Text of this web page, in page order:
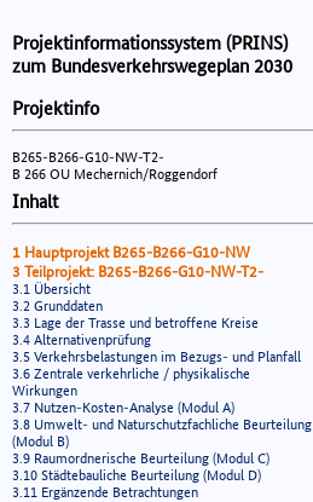
Projektinformationssystem (PRINS)
zum Bundesverkehrswegeplan 2030
Projektinfo
B265-B266-G10-NW-T2-
B 266 OU Mechernich/Roggendorf
Inhalt
1 Hauptprojekt B265-B266-G10-NW
3 Teilprojekt: B265-B266-G10-NW-T2-
3.1 Übersicht
3.2 Grunddaten
3.3 Lage der Trasse und betroffene Kreise
3.4 Alternativenprüfung
3.5 Verkehrsbelastungen im Bezugs- und Planfall
3.6 Zentrale verkehrliche / physikalische
Wirkungen
3.7 Nutzen-Kosten-Analyse (Modul A)
3.8 Umwelt- und Naturschutzfachliche Beurteilung
(Modul B)
3.9 Raumordnerische Beurteilung (Modul C)
3.10 Städtebauliche Beurteilung (Modul D)
3.11 Ergänzende Betrachtungen